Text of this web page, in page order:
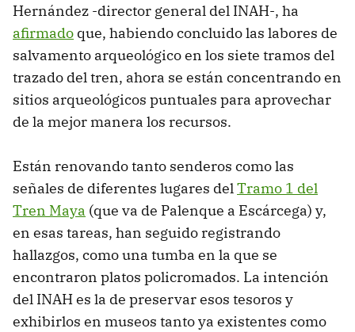
Hernández -director general del INAH-, ha
afirmado que, habiendo concluido las labores de
salvamento arqueológico en los siete tramos del
trazado del tren, ahora se están concentrando en
sitios arqueológicos puntuales para aprovechar
de la mejor manera los recursos.
Están renovando tanto senderos como las
señales de diferentes lugares delTramo 1 del
Tren Maya (que va de Palenque a Escárcega) y,
en esas tareas, han seguido registrando
hallazgos, como una tumba en la que se
encontraron platos policromados. La intención
del INAH es la de preservar esos tesoros y
exhibirlos en museos tanto ya existentes como